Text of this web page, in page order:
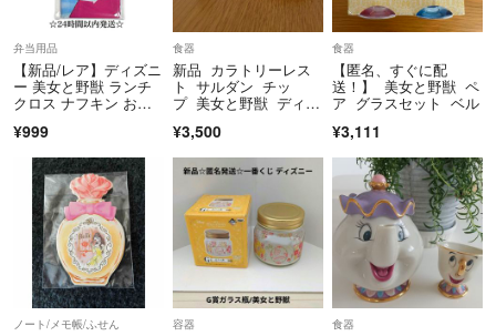
弁当用品
【新品/レア】ディズニ
ー 美女と野獣 ランチ
クロス ナフキン お弁
¥999
食器
新品 カラトリーレス
ト サルダン チッ
プ 美女と野獣 ディズ
¥3,500
食器
【匿名、すぐに配
送！】 美女と野獣 ペ
ア グラスセット ベル
¥3,111
ノート/メモ帳/ふせん 容器 食器